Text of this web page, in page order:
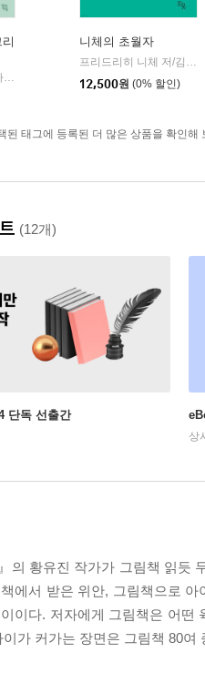
| 현대지성
니체의 초월자
12,500원 (0% 할인)
된 태그에 등록된 더 많은 상품을 확인해
(12개)
단독 선출간
상
의 황유진 작가가 그림책 읽
에서 받은 위안, 그림책으로
이다. 저자에게 그림책은 어떤
가 커가는 장면은 그림책 80